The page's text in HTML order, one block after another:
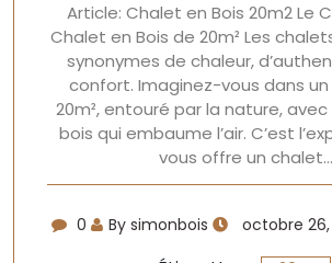
Article: Chalet en Bois 20m2 Le
Chalet en Bois de 20m² Les
synonymes de chaleur,
confort. Imaginez-vous dans
20m², entouré par la nature,
bois qui embaume l’air. C’est
vous offre un chalet…
0 By simonbois octobre 26,